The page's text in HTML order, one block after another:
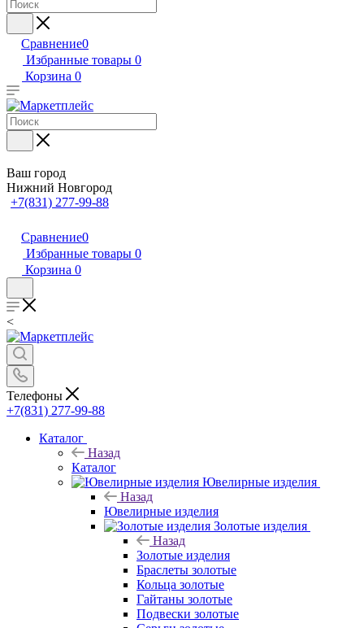
Сравнение0
Избранные товары 0
Корзина 0
Ваш город
Нижний Новгород
+7(831) 277-99-88
Сравнение0
Избранные товары 0
Корзина 0
<
Телефоны
+7(831) 277-99-88
Каталог
Назад
Каталог
Ювелирные изделия
Назад
Ювелирные изделия
Золотые изделия
Назад
Золотые изделия
Браслеты золотые
Кольца золотые
Гайтаны золотые
Подвески золотые